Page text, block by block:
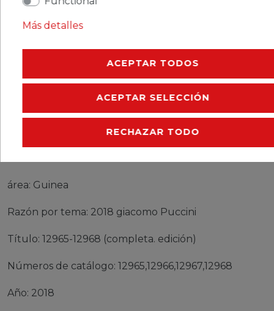
área: Guinea
Razón por tema: 2018 giacomo Puccini
Título: 12965-12968 (completa. edición)
Números de catálogo: 12965,12966,12967,12968
Año: 2018
Más detalles
ACEPTAR TODOS
ACEPTAR SELECCIÓN
RECHAZAR TODO